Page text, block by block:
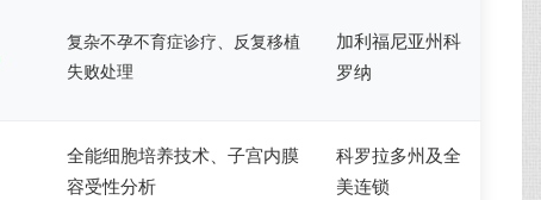
复杂不孕不育症诊疗、反复移植
失败处理
加利福尼亚州科
罗纳
全能细胞培养技术、子宫内膜
容受性分析
科罗拉多州及全
美连锁